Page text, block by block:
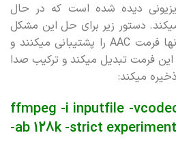
دیده شده است که در حال
دستور زیر برای حل این مشکل
است. تقریبا تمامی تلویزیونها فرمت AAC را پشتیبانی میکنند و
این فرمت تبدیل میکند و ترکیب صدا
ffmpeg -i inputfile -
-ab 128k -strict